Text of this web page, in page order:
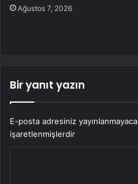
Ağustos 7, 2026
Bir yanıt yazın
E-posta adresiniz
işaretlenmişlerdir